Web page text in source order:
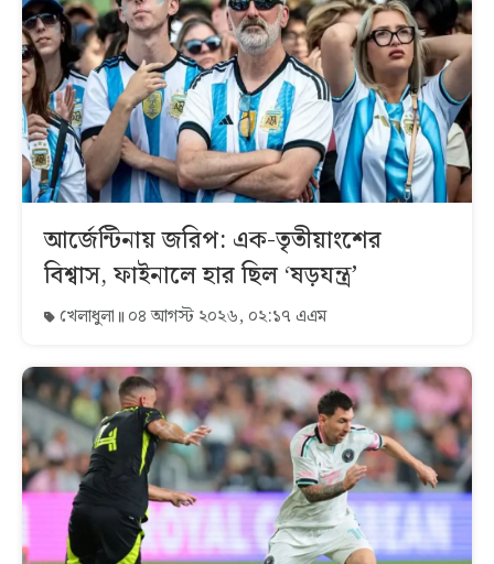
আর্জেন্টিনায় জরিপ: এক-তৃতীয়াংশের
বিশ্বাস, ফাইনালে হার ছিল ‘ষড়যন্ত্র’
খেলাধুলা ০৪ আগস্ট ২০২৬, ০২:১৭ এএম